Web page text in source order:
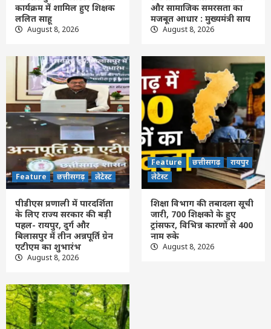
2
लेटेस्ट
सेन समाज सनातन परंपराओं और सामाजिक
3
Feature छत्तीसगढ़ लेटेस्ट
पीडीएस प्रणाली में पारदर्शिता के लिए राज्य सरकार
की बड़ी पहल- रायपुर, दुर्ग और बिलासपुर में तीन
अन्नपूर्ति ग्रेन एटीएम का शुभारंभ
4
Feature छत्तीसगढ़ रायपुर लेटेस्ट
शिक्षा विभाग की तबादला सूची जारी, 700 शिक्षको
के हुए ट्रांसफर, विभिन्न कारणों से 400 नाम रुके
5
Feature छत्तीसगढ़ लेटेस्ट
छत्तीसगढ़ में 24 IFS अधिकारियों के तबादले, रायपुर
सहित कई जिलों में बदले DFO, देखें किसे मिली कहां
की जिम्मेदारी
कार्यक्रम में शामिल हुए शिक्षक
ललित साहू
August 8, 2026
और सामाजिक समरसता का
मजबूत आधार : मुख्यमंत्री साय
August 8, 2026
Feature छत्तीसगढ़ लेटेस्ट
पीडीएस प्रणाली में पारदर्शिता
के लिए राज्य सरकार की बड़ी
पहल- रायपुर, दुर्ग और
बिलासपुर में तीन अन्नपूर्ति ग्रेन
एटीएम का शुभारंभ
August 8, 2026
Feature छत्तीसगढ़
रायपुर
लेटेस्ट
शिक्षा विभाग की तबादला सूची
जारी, 700 शिक्षको के हुए
ट्रांसफर, विभिन्न कारणों से 400
नाम रुके
August 8, 2026